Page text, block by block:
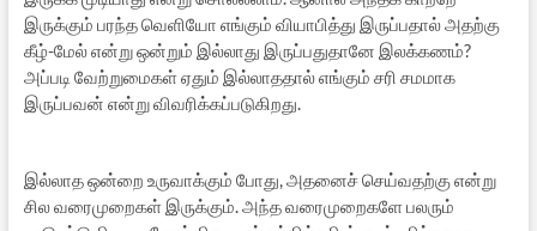
இருக்கும் பரந்த வெளியோ எங்கும் வியாபித்து இருப்பதால் அதற்கு
கீழ்-மேல் என்று ஒன்றும் இல்லாது இருப்பதுதானே இலக்கணம்?
அப்படி வேற்றுமைகள் ஏதும் இல்லாததால் எங்கும் சரி சமமாக
இருப்பவன் என்று விவரிக்கப்படுகிறது.
இல்லாத ஒன்றை உருவாக்கும் போது, அதனைச் செய்வதற்கு என்று
சில வரைமுறைகள் இருக்கும். அந்த வரைமுறைகளே பலரும்